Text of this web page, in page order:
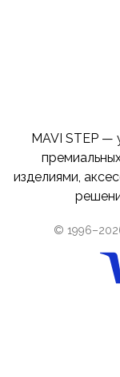
MAVI STEP —
изделиями,
© 1996–